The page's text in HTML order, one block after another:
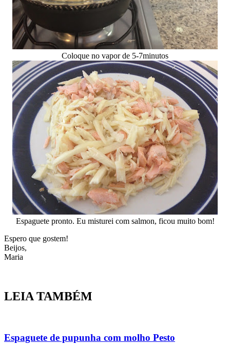
Coloque no vapor de 5-7minutos
Espaguete pronto. Eu misturei com salmon, ficou muito bom!
Espero que gostem!
Beijos,
Maria
LEIA TAMBÉM
Espaguete de pupunha com molho Pesto